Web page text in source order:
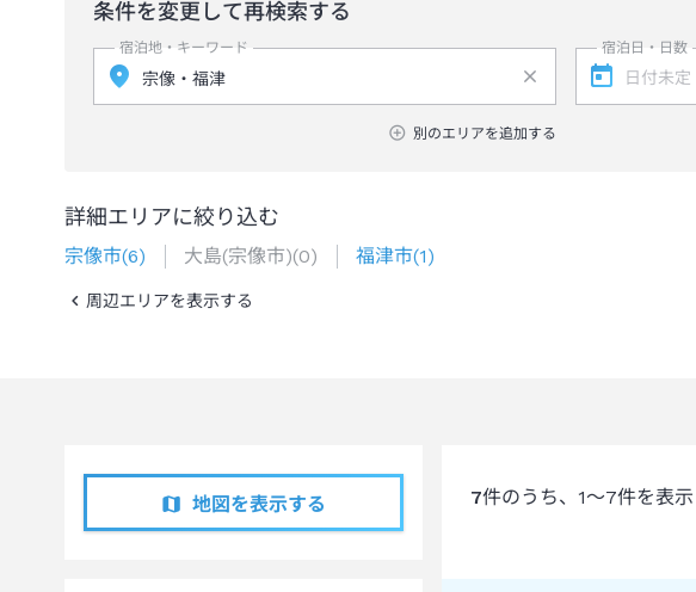
条件を変更して再検索する
宿泊地・キーワード
別のエリアを追加する
宿泊日・日数
詳細エリアに絞り込む
宗像市(6) 大島(宗像市)(0) 福津市(1)
周辺エリアを表示する
地図を表示する 7件のうち、 1～7件を表示